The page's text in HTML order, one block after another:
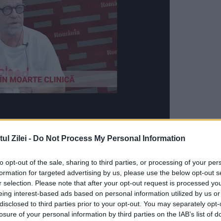
Zilei - Do Not Process My Personal Information
opt-out of the sale, sharing to third parties, or processing of your
for targeted advertising by us, please use the below opt-out
selection. Please note that after your opt-out request is processed
interest-based ads based on personal information utilized by us
to third parties prior to your opt-out. You may separately
of your personal information by third parties on the IAB’s list of
sportivul îl laudă pe dictatorul nord-
meu pe viaţă" şi asigură că acesta nu
că şi-a omorât prietena, că l-au ucis pe
chiar alături de mine", a declarat Dennis